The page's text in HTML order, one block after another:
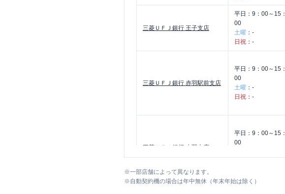
三菱ＵＦＪ銀行 王子支店
平日： 9：00～15：
00
土曜 ： -
日祝 ： -
三菱ＵＦＪ銀行 赤羽駅前支店
平日： 9：00～15：
00
土曜 ： -
日祝 ： -
三菱ＵＦＪ銀行 赤羽支店
平日： 9：00～15：
00
※一部店舗によって異なります。
※自動契約機の場合は年中無休（年末年始は除く）